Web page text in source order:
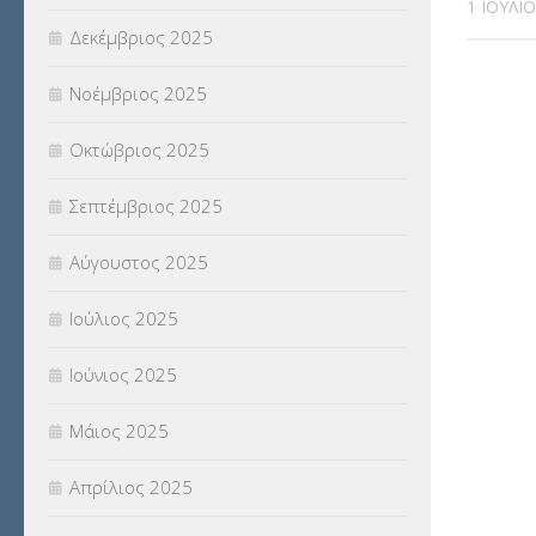
1
ΣΧΟΛΙΚΟΙ ΣΥΜΒΟΥΛΟΙ
ΥΠΕΡΑΡΙΘΜΟΙ(1)
ΥΠΟΤΡΟΦΙΕΣ(28)
ΦΥΣΙΚΗ ΑΓΩΓΗ(692)
Χωρίς κατηγορία
Δεκέμβριος 2025
Νοέμβριος 2025
Οκτώβριος 2025
Σεπτέμβριος 2025
Αύγουστος 2025
Ιούλιος 2025
Ιούνιος 2025
Μάιος 2025
Απρίλιος 2025